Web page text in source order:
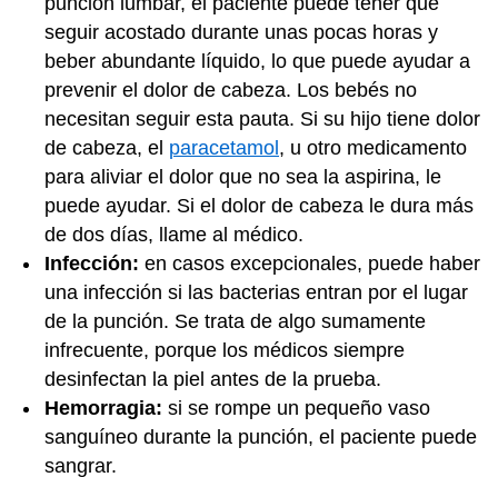
seguir acostado durante unas pocas horas y
beber abundante líquido, lo que puede ayudar a
prevenir el dolor de cabeza. Los bebés no
necesitan seguir esta pauta. Si su hijo tiene dolor
de cabeza, el paracetamol , u otro medicamento
para aliviar el dolor que no sea la aspirina, le
puede ayudar. Si el dolor de cabeza le dura más
de dos días, llame al médico.
Infección: en casos excepcionales, puede haber
una infección si las bacterias entran por el lugar
de la punción. Se trata de algo sumamente
infrecuente, porque los médicos siempre
desinfectan la piel antes de la prueba.
Hemorragia: si se rompe un pequeño vaso
sanguíneo durante la punción, el paciente puede
sangrar.